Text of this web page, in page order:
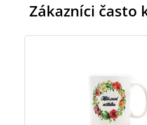
Zákazníci často